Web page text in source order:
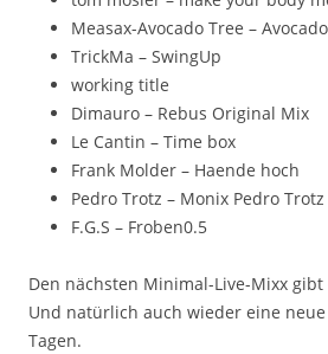
Measax-Avocado Tree –
TrickMa – SwingUp
working title
Dimauro – Rebus Original Mix
Le Cantin – Time box
Frank Molder – Haende hoch
Pedro Trotz – Monix Pedro
F.G.S – Froben0.5
Den nächsten Minimal-Live-Mixx gibt
Und natürlich auch wieder eine
Tagen.